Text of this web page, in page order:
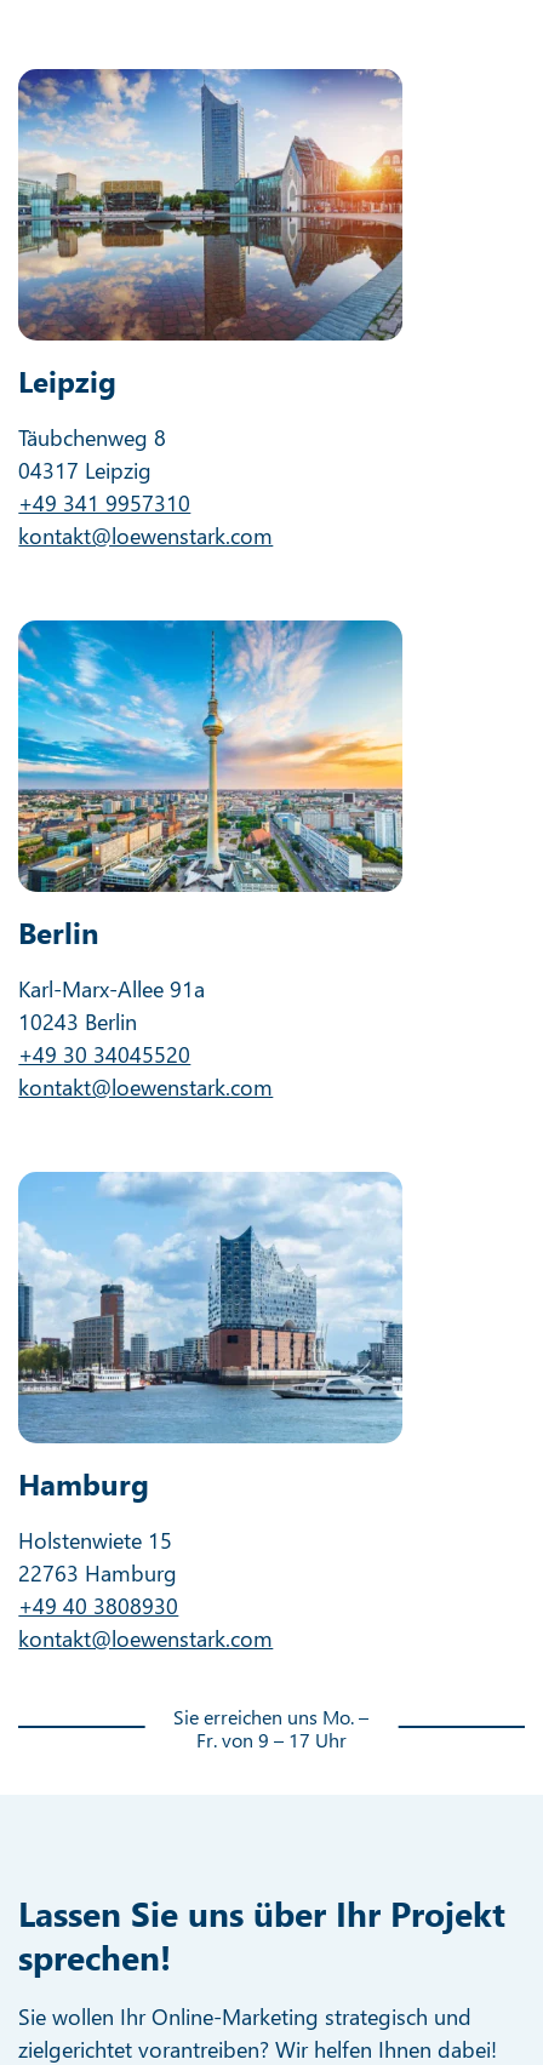
Leipzig
Täubchenweg 8
04317 Leipzig
+49 341 9957310
kontakt@loewenstark.com
Berlin
Karl-Marx-Allee 91a
10243 Berlin
+49 30 34045520
kontakt@loewenstark.com
Hamburg
Holstenwiete 15
22763 Hamburg
+49 40 3808930
kontakt@loewenstark.com
Sie erreichen uns Mo. –
Fr. von 9 – 17 Uhr
Lassen Sie uns über Ihr Projekt
sprechen!
Sie wollen Ihr Online-Marketing strategisch und
zielgerichtet vorantreiben? Wir helfen Ihnen dabei!